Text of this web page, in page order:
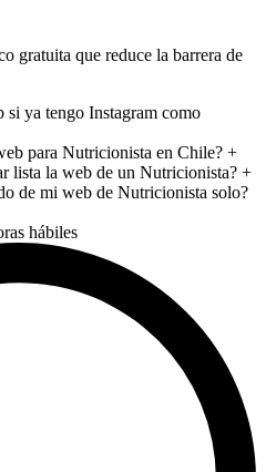
gratuita que reduce la barrera de
si ya tengo Instagram como
para Nutricionista en Chile? +
lista la web de un Nutricionista? +
de mi web de Nutricionista solo?
hábiles